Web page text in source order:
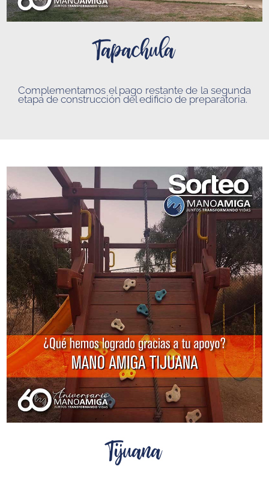
Tapachula
Complementamos el pago restante de la segunda
etapa de construcción del edificio de preparatoria.
Tijuana